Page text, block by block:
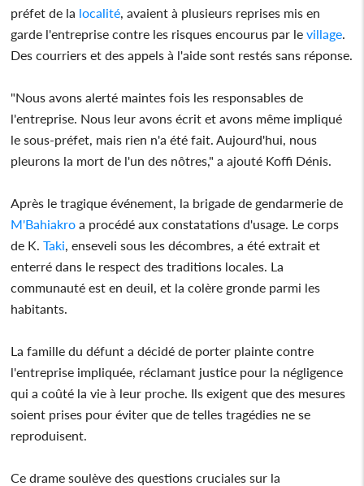
préfet de la localité, avaient à plusieurs reprises mis en
garde l'entreprise contre les risques encourus par levillage.
Des courriers et des appels à l'aide sont restés sans réponse.
"Nous avons alerté maintes fois les responsables de
l'entreprise. Nous leur avons écrit et avons même impliqué
le sous-préfet, mais rien n'a été fait. Aujourd'hui, nous
pleurons la mort de l'un des nôtres," a ajouté Koffi Dénis.
Après le tragique événement, la brigade de gendarmerie de
M'Bahiakro a procédé aux constatations d'usage. Le corps
de K.Taki, enseveli sous les décombres, a été extrait et
enterré dans le respect des traditions locales. La
communauté est en deuil, et la colère gronde parmi les
habitants.
La famille du défunt a décidé de porter plainte contre
l'entreprise impliquée, réclamant justice pour la négligence
qui a coûté la vie à leur proche. Ils exigent que des mesures
soient prises pour éviter que de telles tragédies ne se
reproduisent.
Ce drame soulève des questions cruciales sur la